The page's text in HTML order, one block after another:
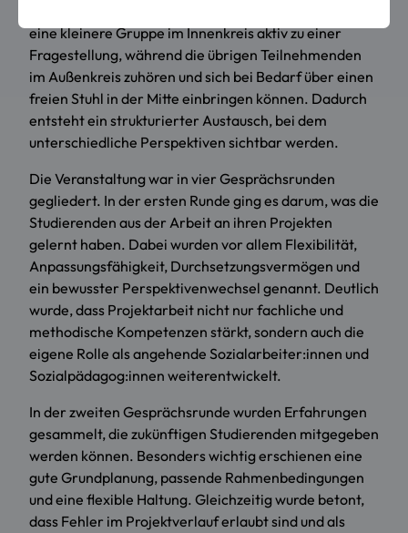
eine kleinere Gruppe im Innenkreis aktiv zu einer
Fragestellung, während die übrigen Teilnehmenden
im Außenkreis zuhören und sich bei Bedarf über einen
freien Stuhl in der Mitte einbringen können. Dadurch
entsteht ein strukturierter Austausch, bei dem
unterschiedliche Perspektiven sichtbar werden.
Die Veranstaltung war in vier Gesprächsrunden
gegliedert. In der ersten Runde ging es darum, was die
Studierenden aus der Arbeit an ihren Projekten
gelernt haben. Dabei wurden vor allem Flexibilität,
Anpassungsfähigkeit, Durchsetzungsvermögen und
ein bewusster Perspektivenwechsel genannt. Deutlich
wurde, dass Projektarbeit nicht nur fachliche und
methodische Kompetenzen stärkt, sondern auch die
eigene Rolle als angehende Sozialarbeiter:innen und
Sozialpädagog:innen weiterentwickelt.
In der zweiten Gesprächsrunde wurden Erfahrungen
gesammelt, die zukünftigen Studierenden mitgegeben
werden können. Besonders wichtig erschienen eine
gute Grundplanung, passende Rahmenbedingungen
und eine flexible Haltung. Gleichzeitig wurde betont,
dass Fehler im Projektverlauf erlaubt sind und als